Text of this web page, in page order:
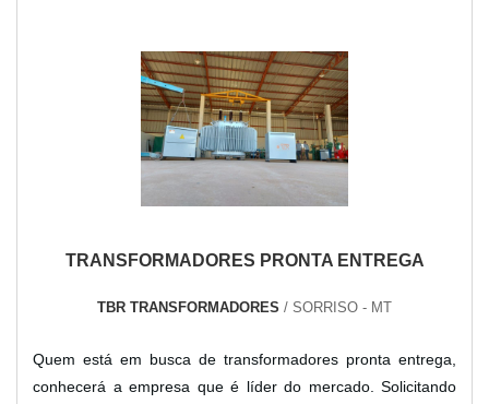
TRANSFORMADORES PRONTA ENTREGA
TBR TRANSFORMADORES / SORRISO - MT
Quem está em busca de transformadores pronta entrega,
conhecerá a empresa que é líder do mercado. Solicitando